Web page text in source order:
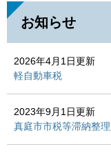
お知らせ
2026年4月1日更新
軽自動車税
2023年9月1日更新
真庭市市税等滞納整